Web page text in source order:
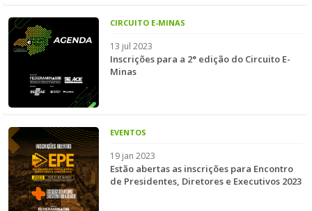
CIRCUITO E-MINAS
13 jul 2023
Inscrições para a 2° edição do Circuito E-
Minas
EVENTOS
19 jan 2023
Estão abertas as inscrições para Encontro
de Presidentes, Diretores e Executivos 2023